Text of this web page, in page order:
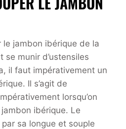
le jambon ibérique de la
se munir d’ustensiles
il faut impérativement un
Il s’agit de
lorsqu’on
jambon ibérique. Le
sa longue et souple